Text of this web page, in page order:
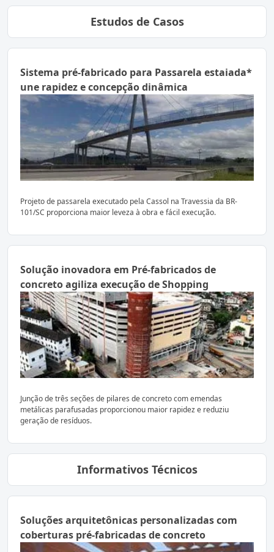
Estudos de Casos
Sistema pré-fabricado para Passarela estaiada*
une rapidez e concepção dinâmica
Projeto de passarela executado pela Cassol na Travessia da BR-
101/SC proporciona maior leveza à obra e fácil execução.
Solução inovadora em Pré-fabricados de
concreto agiliza execução de Shopping
Junção de três seções de pilares de concreto com emendas
metálicas parafusadas proporcionou maior rapidez e reduziu
geração de resíduos.
Informativos Técnicos
Soluções arquitetônicas personalizadas com
coberturas pré-fabricadas de concreto